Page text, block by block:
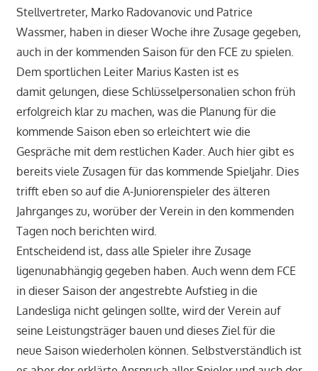
Stellvertreter, Marko Radovanovic und Patrice
Wassmer, haben in dieser Woche ihre Zusage gegeben,
auch in der kommenden Saison für den FCE zu spielen.
Dem sportlichen Leiter Marius Kasten ist es
damit gelungen, diese Schlüsselpersonalien schon früh
erfolgreich klar zu machen, was die Planung für die
kommende Saison eben so erleichtert wie die
Gespräche mit dem restlichen Kader. Auch hier gibt es
bereits viele Zusagen für das kommende Spieljahr. Dies
trifft eben so auf die A-Juniorenspieler des älteren
Jahrganges zu, worüber der Verein in den kommenden
Tagen noch berichten wird.
Entscheidend ist, dass alle Spieler ihre Zusage
ligenunabhängig gegeben haben. Auch wenn dem FCE
in dieser Saison der angestrebte Aufstieg in die
Landesliga nicht gelingen sollte, wird der Verein auf
seine Leistungsträger bauen und dieses Ziel für die
neue Saison wiederholen können. Selbstverständlich ist